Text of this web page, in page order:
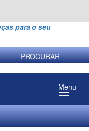
para o seu
PROCURAR
Menu